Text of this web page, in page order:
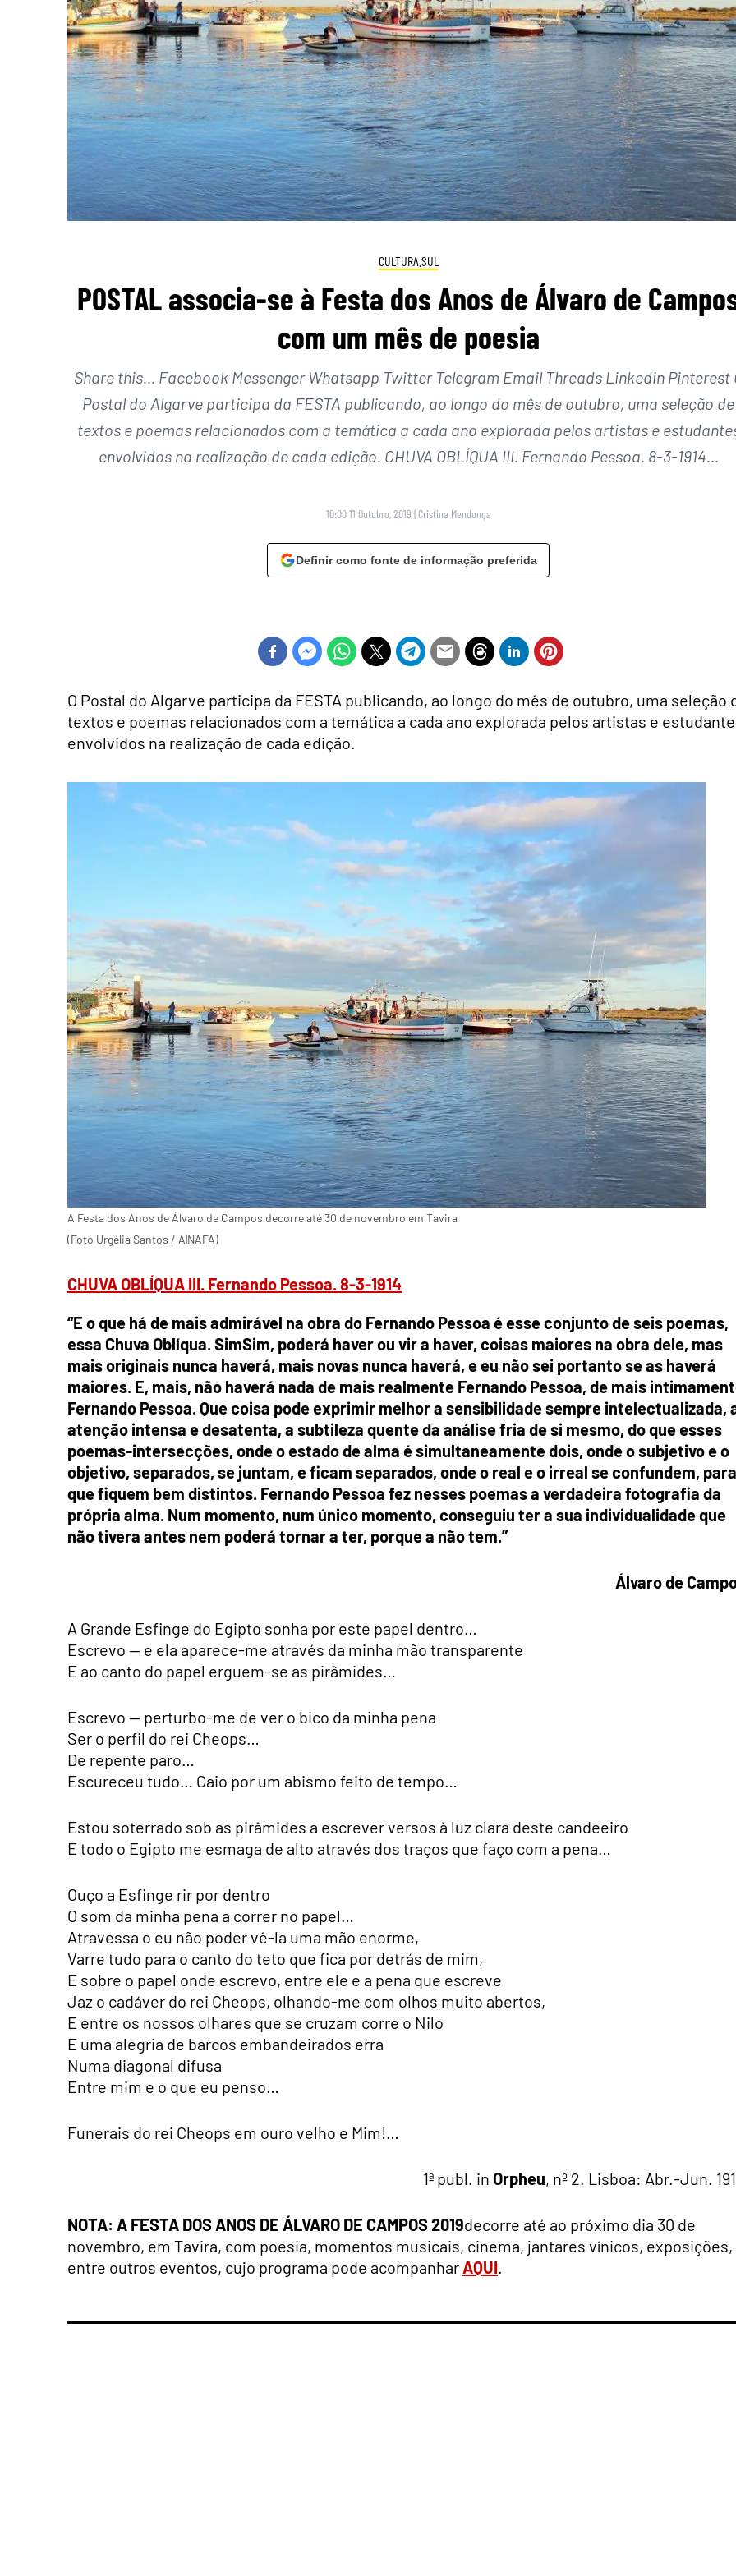
CULTURA.SUL
POSTAL associa-se à Festa dos Anos de Álvaro de
com um mês de poesia
Share this… Facebook Messenger Whatsapp Twitter Telegram Email Threads Linkedin Pinterest
Postal do Algarve participa da FESTA publicando, ao longo do mês de outubro, uma seleção de
textos e poemas relacionados com a temática a cada ano explorada pelos artistas e
envolvidos na realização de cada edição. CHUVA OBLÍQUA III. Fernando Pessoa. 8-3-1914…
10:00 11 Outubro, 2019 | Cristina Mendonça
Definir como fonte de informação preferida
O Postal do Algarve participa da FESTA publicando, ao longo do mês de outubro, uma seleção
textos e poemas relacionados com a temática a cada ano explorada pelos artistas e
envolvidos na realização de cada edição.
A Festa dos Anos de Álvaro de Campos decorre até 30 de novembro em Tavira
(Foto Urgélia Santos / A|NAFA)
CHUVA OBLÍQUA III. Fernando Pessoa. 8-3-1914
“E o que há de mais admirável na obra do Fernando Pessoa é esse conjunto de seis poemas,
essa Chuva Oblíqua. SimSim, poderá haver ou vir a haver, coisas maiores na obra dele, mas
mais originais nunca haverá, mais novas nunca haverá, e eu não sei portanto se as haverá
maiores. E, mais, não haverá nada de mais realmente Fernando Pessoa, de mais
Fernando Pessoa. Que coisa pode exprimir melhor a sensibilidade sempre intelectualizada,
atenção intensa e desatenta, a subtileza quente da análise fria de si mesmo, do que esses
poemas-intersecções, onde o estado de alma é simultaneamente dois, onde o subjetivo e o
objetivo, separados, se juntam, e ficam separados, onde o real e o irreal se confundem, para
que fiquem bem distintos. Fernando Pessoa fez nesses poemas a verdadeira fotografia da
própria alma. Num momento, num único momento, conseguiu ter a sua individualidade que
não tivera antes nem poderá tornar a ter, porque a não tem.”
Álvaro de
A Grande Esfinge do Egipto sonha por este papel dentro…
Escrevo — e ela aparece-me através da minha mão transparente
E ao canto do papel erguem-se as pirâmides…
Escrevo — perturbo-me de ver o bico da minha pena
Ser o perfil do rei Cheops…
De repente paro…
Escureceu tudo… Caio por um abismo feito de tempo…
Estou soterrado sob as pirâmides a escrever versos à luz clara deste candeeiro
E todo o Egipto me esmaga de alto através dos traços que faço com a pena…
Ouço a Esfinge rir por dentro
O som da minha pena a correr no papel…
Atravessa o eu não poder vê-la uma mão enorme,
Varre tudo para o canto do teto que fica por detrás de mim,
E sobre o papel onde escrevo, entre ele e a pena que escreve
Jaz o cadáver do rei Cheops, olhando-me com olhos muito abertos,
E entre os nossos olhares que se cruzam corre o Nilo
E uma alegria de barcos embandeirados erra
Numa diagonal difusa
Entre mim e o que eu penso…
Funerais do rei Cheops em ouro velho e Mim!…
1ª publ. in Orpheu, nº 2. Lisboa: Abr.-Jun.
NOTA: A FESTA DOS ANOS DE ÁLVARO DE CAMPOS 2019decorre até ao próximo dia 30 de
novembro, em Tavira, com poesia, momentos musicais, cinema, jantares vínicos, exposições,
entre outros eventos, cujo programa pode acompanhar AQUI.